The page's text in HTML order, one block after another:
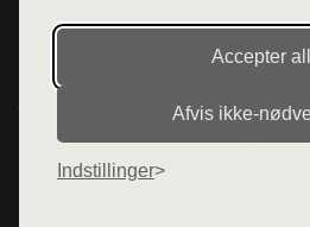
Accepter
Afvis
Indstillinger
Denne side er en del af want.dk, der
hjemmesider med præsentation af
diverse webshops. Der sælges ikke
varerne på lager.